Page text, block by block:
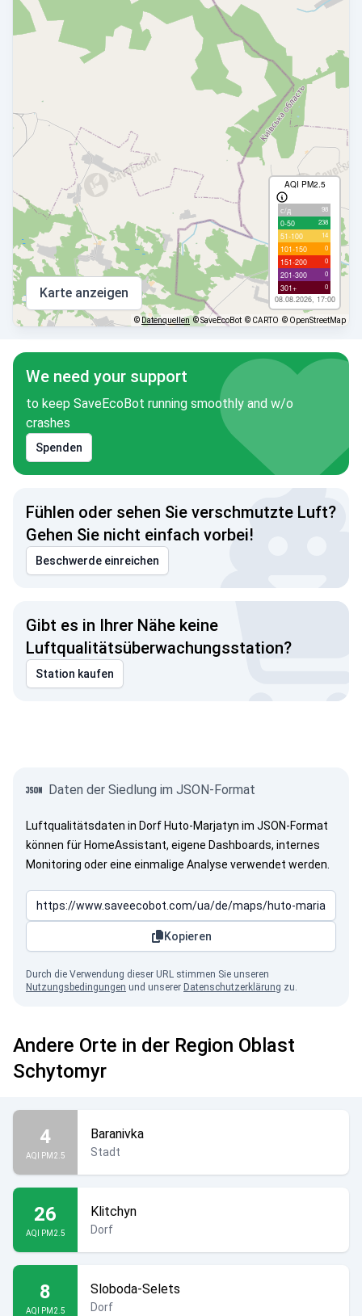
AQI PM2.5
с/д 98
0-50 238
51-100 14
101-150 0
151-200 0
201-300 0
301+ 0
08.08.2026, 17:00
Karte anzeigen
© Datenquellen © SaveEcoBot © CARTO © OpenStreetMap
We need your support
to keep SaveEcoBot running smoothly and w/o
crashes
Spenden
Fühlen oder sehen Sie verschmutzte Luft?
Gehen Sie nicht einfach vorbei!
Beschwerde einreichen
Gibt es in Ihrer Nähe keine
Luftqualitätsüberwachungsstation?
Station kaufen
Daten der Siedlung im JSON-Format
Luftqualitätsdaten in Dorf Huto-Marjatyn im JSON-Format
können für HomeAssistant, eigene Dashboards, internes
Monitoring oder eine einmalige Analyse verwendet werden.
Kopieren
Durch die Verwendung dieser URL stimmen Sie unseren
Nutzungsbedingungen und unserer Datenschutzerklärung zu.
Andere Orte in der Region Oblast
Schytomyr
4
AQI PM2.5
Baranivka
Stadt
26
AQI PM2.5
Klitchyn
Dorf
8
AQI PM2.5
Sloboda-Selets
Dorf